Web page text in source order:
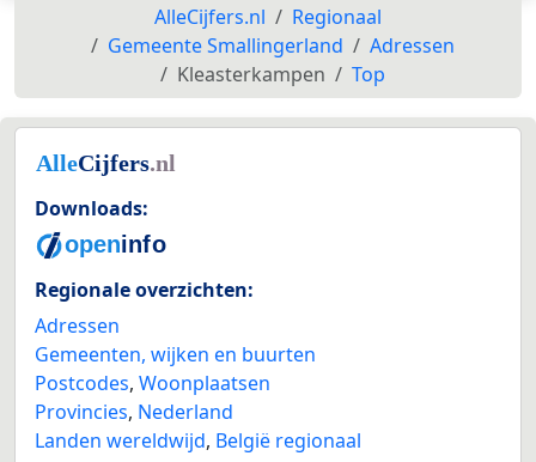
AlleCijfers.nl
Regionaal
Gemeente Smallingerland
Adressen
Kleasterkampen
Top
Downloads:
Regionale overzichten:
Adressen
Gemeenten, wijken en buurten
Postcodes, Woonplaatsen
Provincies, Nederland
Landen wereldwijd, België regionaal